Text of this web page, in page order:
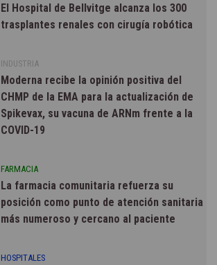
El Hospital de Bellvitge alcanza los 300
trasplantes renales con cirugía robótica
INDUSTRIA
Moderna recibe la opinión positiva del
CHMP de la EMA para la actualización de
Spikevax, su vacuna de ARNm frente a la
COVID-19
FARMACIA
La farmacia comunitaria refuerza su
posición como punto de atención sanitaria
más numeroso y cercano al paciente
HOSPITALES